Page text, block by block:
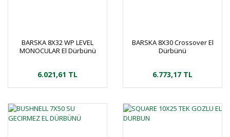
BARSKA 8X32 WP LEVEL
MONOCULAR El Dürbünü
6.021,61 TL
BARSKA 8X30 Crossover El
Dürbünü
6.773,17 TL